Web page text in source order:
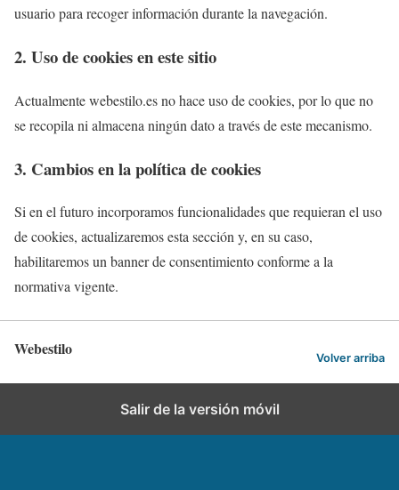
usuario para recoger información durante la navegación.
2. Uso de cookies en este sitio
Actualmente webestilo.es no hace uso de cookies, por lo que no
se recopila ni almacena ningún dato a través de este mecanismo.
3. Cambios en la política de cookies
Si en el futuro incorporamos funcionalidades que requieran el uso
de cookies, actualizaremos esta sección y, en su caso,
habilitaremos un banner de consentimiento conforme a la
normativa vigente.
Webestilo Volver arriba
Salir de la versión móvil